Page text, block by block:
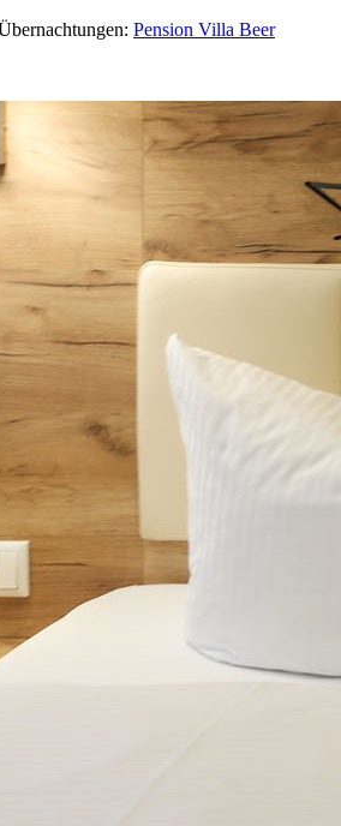
Pension Villa Beer